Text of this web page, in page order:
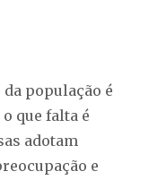
população é
que falta é
adotam
e